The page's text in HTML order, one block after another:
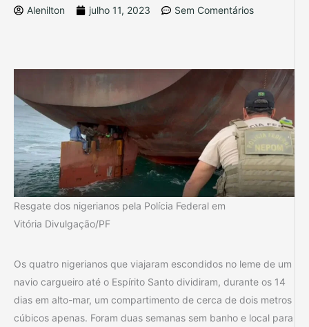
Alenilton julho 11, 2023 Sem Comentários
Resgate dos nigerianos pela Polícia Federal em
Vitória Divulgação/PF
Os quatro nigerianos que viajaram escondidos no leme de um
navio cargueiro até o Espírito Santo dividiram, durante os 14
dias em alto-mar, um compartimento de cerca de dois metros
cúbicos apenas. Foram duas semanas sem banho e local para